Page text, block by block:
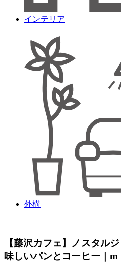
インテリア
外構
【藤沢カフェ】ノスタル
味しいパンとコーヒー｜